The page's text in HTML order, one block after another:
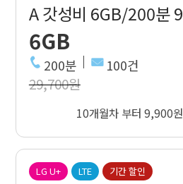
A 갓성비 6GB/200분 9
6GB
200분 100건
29,700원
10개월차 부터 9,900원
LG U+ LTE 기간 할인